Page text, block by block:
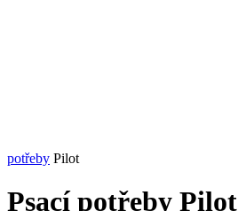
potřeby Pilot
Psací potřeby Pilot